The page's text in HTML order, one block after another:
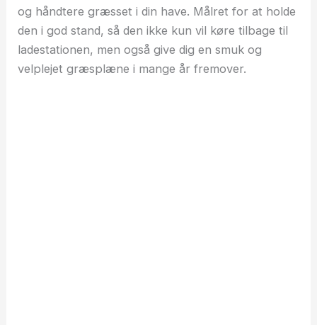
og håndtere græsset i din have. Målret for at holde
den i god stand, så den ikke kun vil køre tilbage til
ladestationen, men også give dig en smuk og
velplejet græsplæne i mange år fremover.